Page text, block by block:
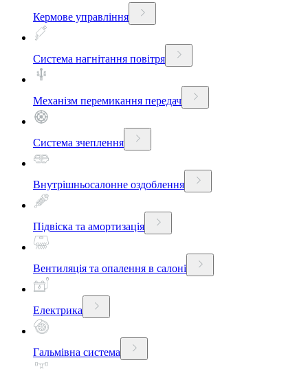
Кермове управління
Система нагнітання повітря
Механізм перемикання передач
Система зчеплення
Внутрішньосалонне оздоблення
Підвіска та амортизація
Вентиляція та опалення в салоні
Електрика
Гальмівна система